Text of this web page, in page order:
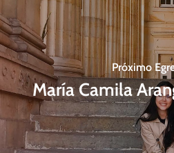
Próximo
María Camila